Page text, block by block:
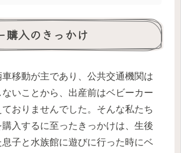
購入のきっかけ
移動が主であり、公共交通機関は
いことから、出産前はベビーカー
おりませんでした。そんな私たち
入するに至ったきっかけは、生後
息子と水族館に遊びに行った時にベ